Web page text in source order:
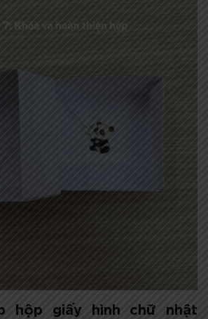
hộp giấy hình chữ nhật